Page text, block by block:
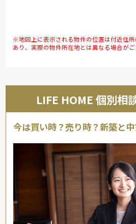
※地図上に表示される物件の位置は付近住
あり、実際の物件所在地とは異なる場合がご
LIFE HOME 個別相
今は買い時？売り時？新築と